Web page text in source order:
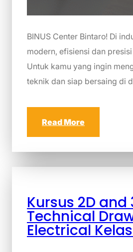
BINUS Center Bintaro! Di
modern, efisiensi dan
Untuk kamu yang ingin
teknik dan siap bersaing di
Read More
Kursus 2D and
Technical
Electrical